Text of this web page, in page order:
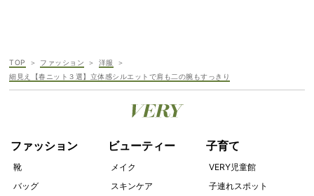
TOP ファッション
洋服
細見え【春ニット３選】立体感シルエットで肩も二の腕もすっきり
ファッション
靴
バッグ
ビューティー
メイク
スキンケア
子育て
VERY児童館
子連れスポット